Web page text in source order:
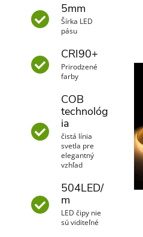
5mm
Šírka LED
pásu
CRI90+
Prirodzené
farby
COB
technológ
ia
čistá línia
svetla pre
elegantný
vzhľad
504LED/
m
LED čipy nie
sú viditeľné